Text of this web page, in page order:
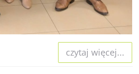
czytaj więcej...